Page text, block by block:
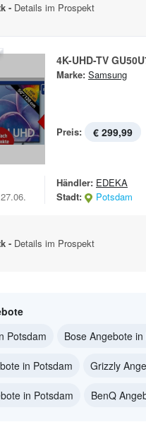
- Details im Prospekt
4K-UHD-TV
Marke: Samsung
Preis: € 299,99
Händler: EDEKA
Stadt:
Potsdam
- Details im Prospekt
Potsdam
Bose Angebote
in Potsdam Grizzly
in Potsdam BenQ